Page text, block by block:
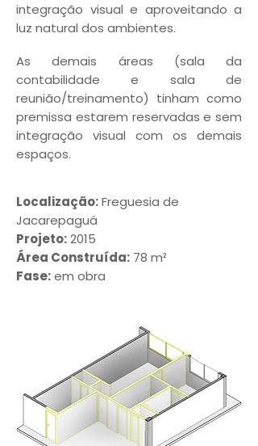
integração visual e aproveitando a
luz natural dos ambientes.
As demais áreas (sala da
contabilidade e sala de
reunião/treinamento) tinham como
premissa estarem reservadas e sem
integração visual com os demais
espaços.
Localização:Freguesia de
Jacarepaguá
Projeto:2015
Área Construída: 78 m²
Fase:em obra